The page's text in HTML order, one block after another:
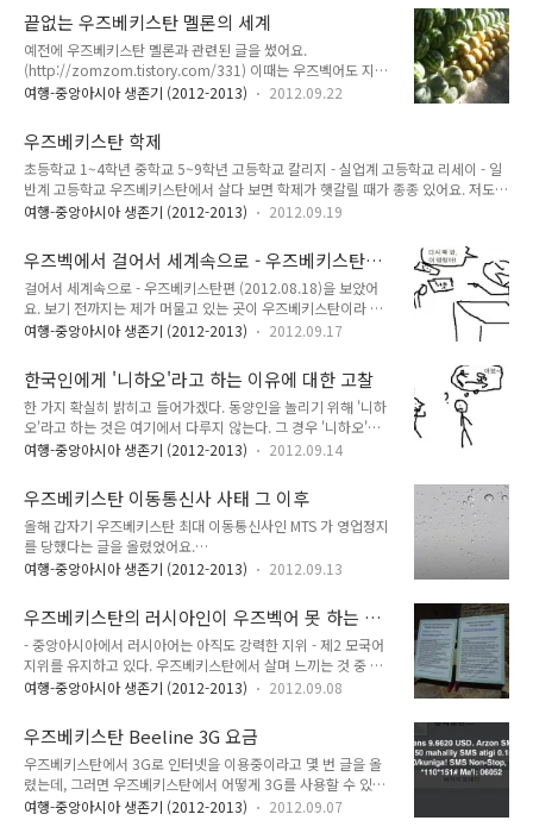
는 '마지막 숙제'라고 지으려고 했다. 그런데 '마지막 숙제'라는 제목으로 쓰려니 여러
문제가 있었다. 만약 정말 마음이 바뀌어서 마지막으로 남은 주변 국가인 카자흐스탄
이나 키르기즈스탄을 가게 된다면? 그리고 왠지 '마지막 숙제'라고 하면 앞으로 다시
는 외국을 가지 못하게 될 것 같았다. 내가 내 인생에서 꼭 가기로 한 곳들은 지금 가
는 곳은 아닌데...내가 인생의 목표로..
끝없는 우즈베키스탄 멜론의 세계
예전에 우즈베키스탄 멜론과 관련된 글을 썼어요.
(http://zomzom.tistory.com/331) 이때는 우즈벡어도 지금
보다 훨씬 못 했고, 무엇이 무엇인지도 몰랐어요. 심지어는 '듸
차 몰랐어요. 이때 '디냐'라고 썼던 것 역시 '한달락'의 일종. 한국
멜론과 비슷한 것으로 조금 늦게 나오는 종류래요. 제가 얼마나
무지하고 우즈벡어를 못 했는지 여실히 드러나는 이 글도 어쩌면
저의 일기이기 때문에 수정도 안 하고 방치중이에요. 참 부끄럽
기 그지없지만요. 우즈베키스탄 여행 다녀오신 분들 글을 보면
우즈벡어인 '코분', 또는 러시아어인 '듸냐'라고만 적을 뿐이라는
것이에요..
여행-중앙아시아 생존기 (2012-2013) 2012.09.22
우즈베키스탄 학제
초등학교 1~4학년 중학교 5~9학년 고등학교 칼리지 - 실업계 고등학교 리세이 - 일
반계 고등학교 우즈베키스탄에서 살다 보면 학제가 햇갈릴 때가 종종 있어요. 저도
종종 햇갈린답니다. 우즈베키스탄에서 칼리지 나왔다고 우리나라에서 '대졸자'라고
다. 우리나라는 무조건 '고등학교'라고 하는 반면 우즈베키스탄에서는 '칼리지'와 '리
세이'로 갈립니다. 리세이는 대학교 진학을 위해 가는 일반계 고등학교에요. 칼리지
는 실업계 고등학교입니다. 먼 나라 이웃나라 프랑스편 보면 '칼리지'가 프랑스에서
는 중학교이고, 미국에서는 대학교라는 이야기가 나오죠. 그때는 그거 보고 그냥 그
러려니 했었어요. 그리고 어른이 되어서 다시 읽었을 때, 설마 이런 ..
여행-중앙아시아 생존기 (2012-2013) 2012.09.19
우즈벡에서 걸어서 세계속으로 - 우즈베키스탄
(2012.08.18) 본 소감
걸어서 세계속으로 - 우즈베키스탄편 (2012.08.18)을 보았어
요. 보기 전까지는 제가 머물고 있는 곳이 우즈베키스탄이라 어
떻게 찍혔을지 매우 궁금했어요. 결론부터 말하자면 욕을 한 바
고해 버렸을 거에요. 이건 제가 본 걸어서 세계속으로 시리즈 가
운데 정말 최악이었어요. 정말 보면서 왜 이따위로 찍었을까 계
속 의문이 들었어요. 그냥 아무 여행자에게 캠코더 하나 들려주
고 알아서 대충 찍어오라고 시켜도 이거 보다는 훨씬 잘 찍었을
거에요. 이제부터 이렇게 욕을 한 바가지 하며 본 이유를 설명할
- 사마르칸트 - 샤흐리사브즈 - 사마르칸트 - 타슈켄트 이건 누가
봐도 멍청..
여행-중앙아시아 생존기 (2012-2013) 2012.09.17
한국인에게 '니하오'라고 하는 이유에 대한 고찰
한 가지 확실히 밝히고 들어가겠다. 동양인을 놀리기 위해 '니하
오'라고 하는 것은 여기에서 다루지 않는다. 그 경우 '니하오'는
'칭쳉총'과 같은 욕이기 때문이다. 최소 '호객행위', '친밀함 표
터 '한국인이세요?'라고 물어보는 경우가 꽤 많다는 것이다. 우
즈베키스탄 사람들은 자신들이 민족들을 잘 구분한다고 한다.
130개가 넘는 민족이 모여 사는 나라라서 어렸을 때부터 다양한
사람 얼굴을 보고 살아 그렇다고 한다. 심지어는 여기 살고 있는
고려인과 대한민국 국민들의 얼굴도 다르다고 하는 사람들도 있
것으로 끝이 아니다. 더욱 놀라운 것은 한국인과 중국인을 구별
해냄에도 불구하고 한국인..
여행-중앙아시아 생존기 (2012-2013) 2012.09.14
우즈베키스탄 이동통신사 사태 그 이후
올해 갑자기 우즈베키스탄 최대 이동통신사인 MTS 가 영업정지
를 당했다는 글을 올렸었어요.
(http://zomzom.tistory.com/364) 요즘은 어느 정도 안정된
들이 바글바글 몰려 있고, 현지인들도 심카드 구하기 위해 난리
났던 것에 비하면 정말 평화롭죠. 하지만 실상은 당연히 현재진
행형이랍니다. 시설 확충도 안 되었는데 사용자가 거의 두 배 늘
어났으니 당연한 결과죠. 전화 안 걸리기 일쑤랍니다. 3G도 툭하
면 끊기구요. 예전에는 정상적으로 잘 사용했는데, 이제는 갑자
월 후 다시 영업을 재개할 거라는 전망이 지배적이었어요. 그런
소문이 돌았어요. 하지만 그건 어디까지나 ..
여행-중앙아시아 생존기 (2012-2013) 2012.09.13
우즈베키스탄의 러시아인이 우즈벡어 못 하는 이
유
- 중앙아시아에서 러시아어는 아직도 강력한 지위 - 제2 모국어
지위를 유지하고 있다. 우즈베키스탄에서 살며 느끼는 것 중 하
나는 러시아인들이 우즈벡어를 알려고 하지도 않고, 알고 싶어
수성과 밀접한 관련이 있다. 이 지역은 과거 소련의 지배를 받았
던 지역이며, 실상 모든 교육이 러시아어로 이루어졌다. 그래서
중년층부터는 우즈벡인조차 우즈벡어로 어려운 개념을 설명하
는 것을 매우 어려워한다. 이것은 우리나라에서 미국이나 영국
유학파 교수들이 영어 섞어 쓰는 것과는 전혀 다른 문제다. 우리
여행-중앙아시아 생존기 (2012-2013) 2012.09.08
우즈베키스탄 Beeline 3G 요금
우즈베키스탄에서 3G로 인터넷을 이용중이라고 몇 번 글을 올
렸는데, 그러면 우즈베키스탄에서 어떻게 3G를 사용할 수 있는
지 설명할게요. 먼저 준비물로는 스마트폰이 있어야 합니다. 이
여행-중앙아시아 생존기 (2012-2013) 2012.09.07